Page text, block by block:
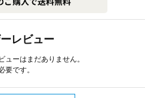
レビュー
ューはまだありません。
要です。